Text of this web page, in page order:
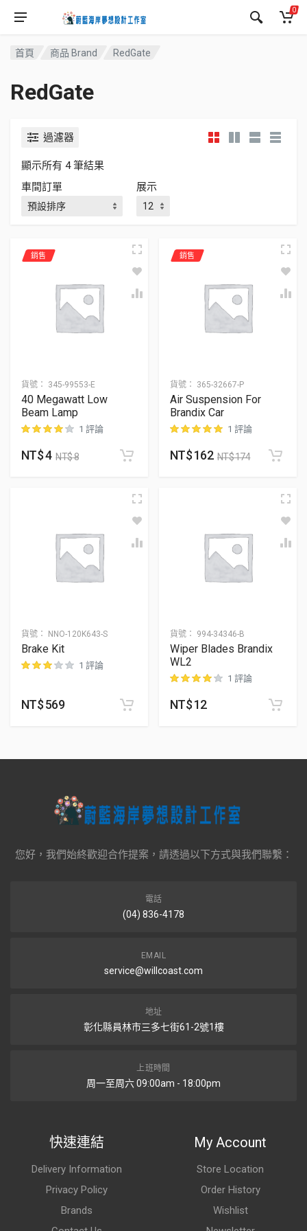
0
首頁 商品 Brand RedGate
RedGate
過濾器
顯示所有 4 筆結果
車間訂單
展示
貨號： 345-99553-E
銷售
40 Megawatt Low
Beam Lamp
位顧客進行評分
1 評論
NT$4 NT$8
貨號： 365-32667-P
銷售
Air Suspension For
Brandix Car
位顧客進行評分
1 評論
NT$162 NT$174
貨號： NNO-120K643-S
Brake Kit
1 評論
NT$569
貨號： 994-34346-B
Wiper Blades Brandix
WL2
位顧客進行評分
1 評論
NT$12
您好，我們始終歡迎合作提案，請透過以下方式與我們聯繫：
電話
(04) 836-4178
EMAIL
service@willcoast.com
地址
彰化縣員林市三多七街61-2號1樓
上班時間
周一至周六 09:00am - 18:00pm
快速連結
Delivery Information
Privacy Policy
Brands
My Account
Store Location
Order History
Wishlist